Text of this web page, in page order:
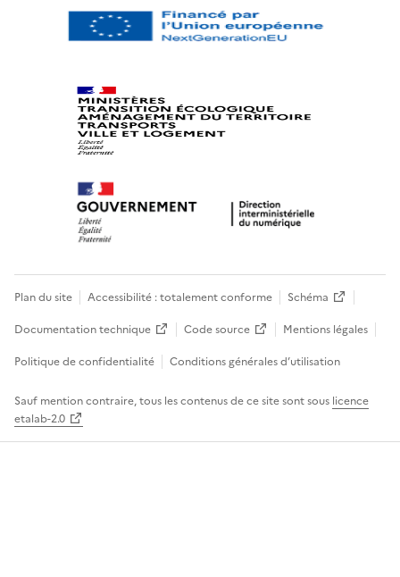
Plan du site Accessibilité : totalement conforme
Schéma
Documentation technique
Code source
Mentions légales
Politique de confidentialité
Conditions générales d’utilisation
Sauf mention contraire, tous les contenus de ce site sont sous licence
etalab-2.0